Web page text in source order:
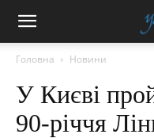
Головна Новини
У Києві
90-річчя